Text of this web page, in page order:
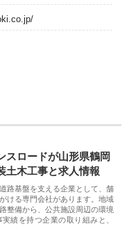
スロードが山形県鶴岡
土木工事と求人情報
路基盤を支える企業として、舗
ける専門会社があります。地域
整備から、公共施設周辺の環境
績を持つ企業の取り組みと、